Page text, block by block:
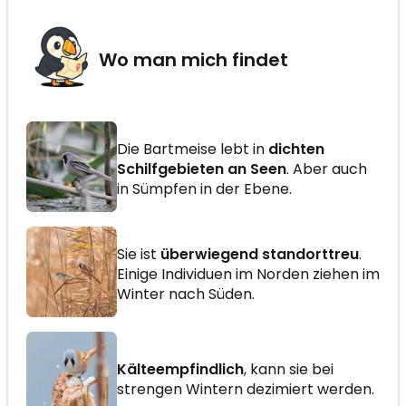
Wo man mich findet
Die Bartmeise lebt in dichten
Schilfgebieten an Seen. Aber auch
in Sümpfen in der Ebene.
Sie ist überwiegend standorttreu.
Einige Individuen im Norden ziehen im
Winter nach Süden.
Kälteempfindlich, kann sie bei
strengen Wintern dezimiert werden.